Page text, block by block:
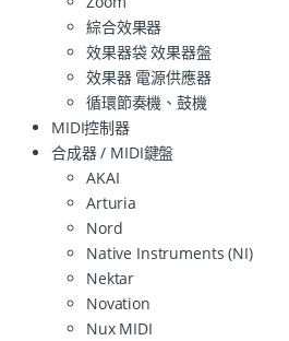
綜合效果器
效果器袋 效果器盤
效果器 電源供應器
循環節奏機、鼓機
MIDI控制器
合成器 / MIDI鍵盤
AKAI
Arturia
Nord
Native Instruments (NI)
Nektar
Novation
Nux MIDI